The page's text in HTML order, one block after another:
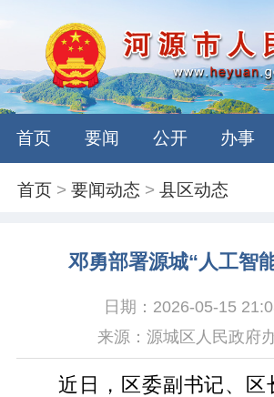
首页 要闻 公开 办事
首页 >要闻动态 >县区动态
邓勇部署源城“人工智
日期：2026-05-15
来源：源城区人民政府
近日，区委副书记、区